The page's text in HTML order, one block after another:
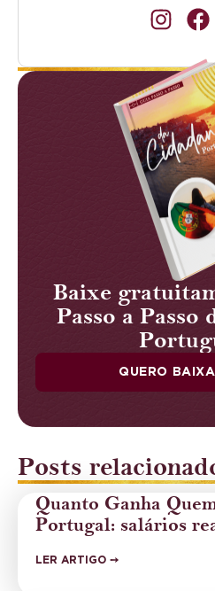
Baixe
Passo a Passo
QUERO
Posts
Quanto Ganha
Portugal: salários
LER ARTIGO ➙